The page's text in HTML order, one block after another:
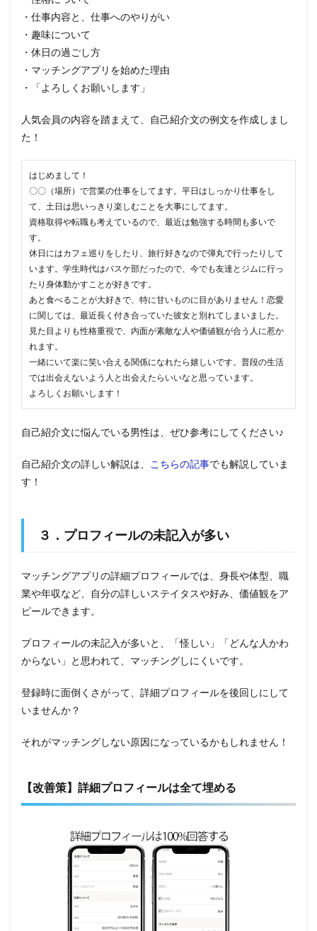
・仕事内容と、仕事へのやりがい
・趣味について
・休日の過ごし方
・マッチングアプリを始めた理由
・「よろしくお願いします」
人気会員の内容を踏まえて、自己紹介文の例文を作成しまし
た！
はじめまして！
〇〇（場所）で営業の仕事をしてます。平日はしっかり仕事をし
て、土日は思いっきり楽しむことを大事にしてます。
資格取得や転職も考えているので、最近は勉強する時間も多いで
す。
休日にはカフェ巡りをしたり、旅行好きなので弾丸で行ったりして
います。学生時代はバスケ部だったので、今でも友達とジムに行っ
たり身体動かすことが好きです。
あと食べることが大好きで、特に甘いものに目がありません！恋愛
に関しては、最近長く付き合っていた彼女と別れてしまいました。
見た目よりも性格重視で、内面が素敵な人や価値観が合う人に惹か
れます。
一緒にいて楽に笑い合える関係になれたら嬉しいです。普段の生活
では出会えないよう人と出会えたらいいなと思っています。
よろしくお願いします！
自己紹介文に悩んでいる男性は、ぜひ参考にしてください♪
自己紹介文の詳しい解説は、 こちらの記事でも解説していま
す！
３．プロフィールの未記入が多い
マッチングアプリの詳細プロフィールでは、身長や体型、職
業や年収など、自分の詳しいステイタスや好み、価値観をア
ピールできます。
プロフィールの未記入が多いと、「怪しい」「どんな人かわ
からない」と思われて、マッチングしにくいです。
登録時に面倒くさがって、詳細プロフィールを後回しにして
いませんか？
それがマッチングしない原因になっているかもしれません！
【改善策】詳細プロフィールは全て埋める